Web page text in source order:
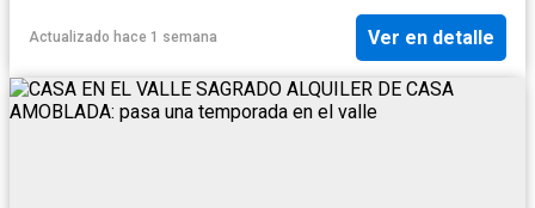
Actualizado hace 1 semana Ver en detalle